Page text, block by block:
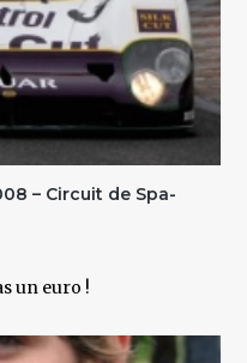
– Circuit de Spa-
un euro !